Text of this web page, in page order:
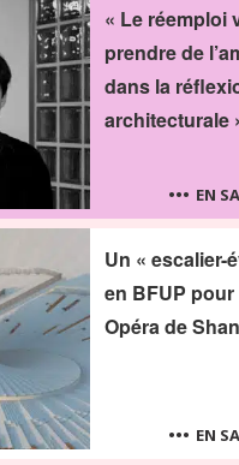
« Le réemploi
prendre de
dans la
architecturale
EN
Un « escalier-
en BFUP pour
Opéra de
EN